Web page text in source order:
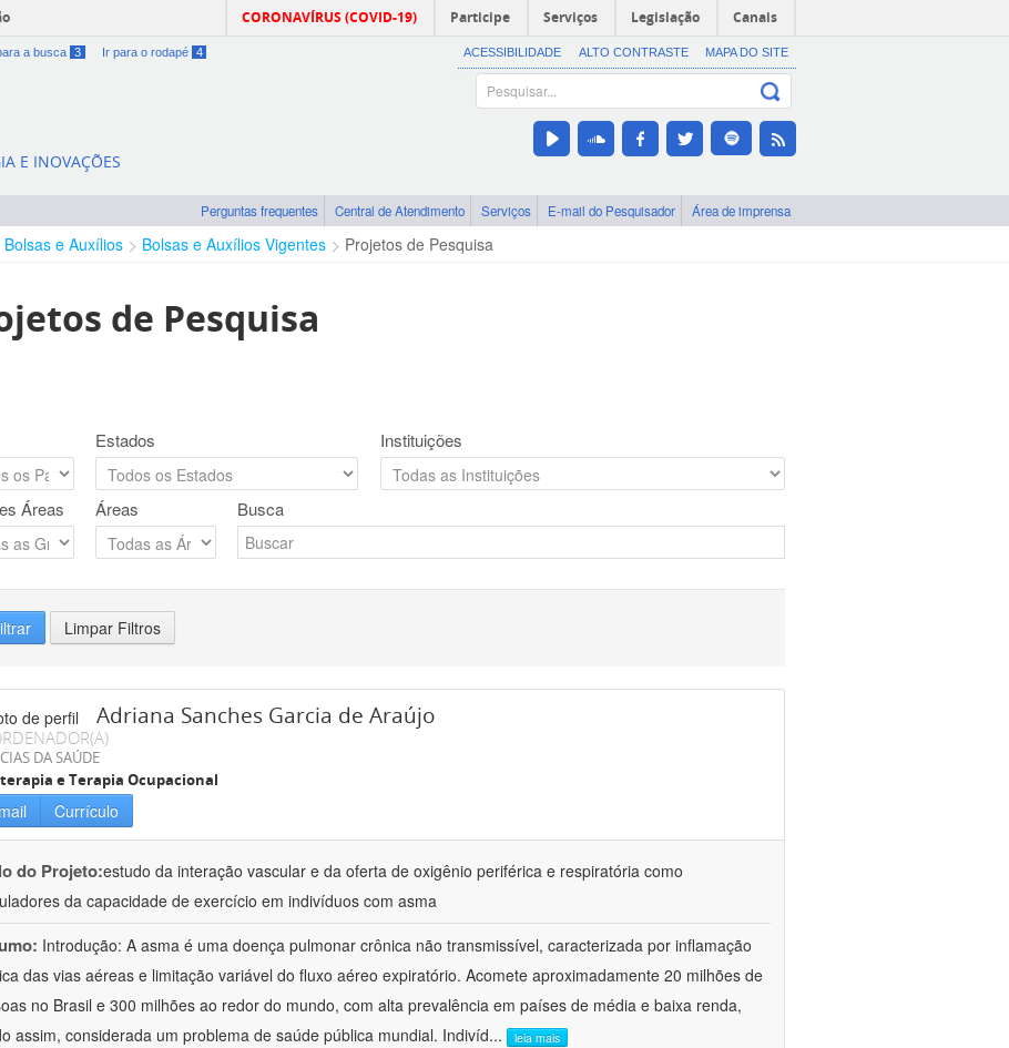
CORONAVÍRUS (COVID-19) Participe Serviços Legislação Canais
a busca 3 Ir para o rodapé 4 ACESSIBILIDADE ALTO CONTRASTE MAPA DO SITE
E INOVAÇÕES
Perguntas frequentes Central de Atendimento Serviços E-mail do Pesquisador Área de imprensa
Bolsas e Auxílios Bolsas e Auxílios Vigentes Projetos de Pesquisa
de Pesquisa
Estados Instituições
Áreas Áreas Busca
Limpar Filtros
Adriana Sanches Garcia de Araújo
DA SAÚDE
e Terapia Ocupacional
Currículo
do Projeto:estudo da interação vascular e da oferta de oxigênio periférica e respiratória como
da capacidade de exercício em indivíduos com asma
Introdução: A asma é uma doença pulmonar crônica não transmissível, caracterizada por inflamação
das vias aéreas e limitação variável do fluxo aéreo expiratório. Acomete aproximadamente 20 milhões de
no Brasil e 300 milhões ao redor do mundo, com alta prevalência em países de média e baixa renda,
assim, considerada um problema de saúde pública mundial. Indivíd... leia mais